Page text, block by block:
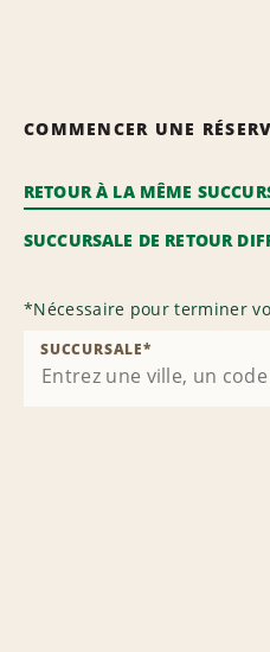
COMMENCER UNE
RETOUR À LA MÊME
SUCCURSALE DE RETOUR
*Nécessaire pour terminer
SUCCURSALE*